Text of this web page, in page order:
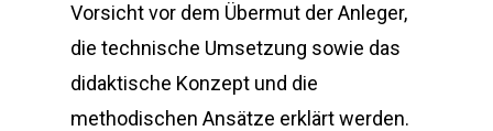
Vorsicht vor dem Übermut der Anleger,
die technische Umsetzung sowie das
didaktische Konzept und die
methodischen Ansätze erklärt werden.